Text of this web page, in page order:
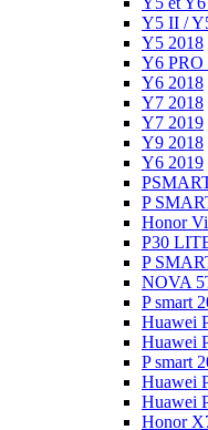
Y5 II /
Y5 2018
Y6 PRO
Y6 2018
Y7 2018
Y7 2019
Y9 2018
Y6 2019
P
Honor
P30
P
NOVA
P smart
Huawei
Huawei
P smart
Huawei
Huawei
Honor